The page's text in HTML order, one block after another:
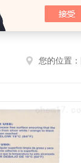
您的位置：